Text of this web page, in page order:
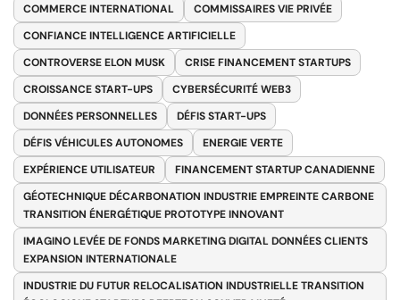
COMMERCE INTERNATIONAL
COMMISSAIRES VIE PRIVÉE
CONFIANCE INTELLIGENCE ARTIFICIELLE
CONTROVERSE ELON MUSK
CRISE FINANCEMENT STARTUPS
CROISSANCE START-UPS
CYBERSÉCURITÉ WEB3
DONNÉES PERSONNELLES
DÉFIS START-UPS
DÉFIS VÉHICULES AUTONOMES
ENERGIE VERTE
EXPÉRIENCE UTILISATEUR
FINANCEMENT STARTUP CANADIENNE
GÉOTECHNIQUE DÉCARBONATION INDUSTRIE EMPREINTE CARBONE
TRANSITION ÉNERGÉTIQUE PROTOTYPE INNOVANT
IMAGINO LEVÉE DE FONDS MARKETING DIGITAL DONNÉES CLIENTS
EXPANSION INTERNATIONALE
INDUSTRIE DU FUTUR RELOCALISATION INDUSTRIELLE TRANSITION